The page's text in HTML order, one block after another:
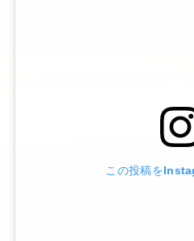
この投稿を